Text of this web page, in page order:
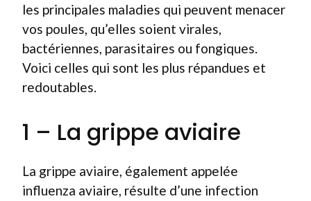
les principales maladies qui peuvent menacer
vos poules, qu’elles soient virales,
bactériennes, parasitaires ou fongiques.
Voici celles qui sont les plus répandues et
redoutables.
1 – La grippe aviaire
La grippe aviaire, également appelée
influenza aviaire, résulte d’une infection